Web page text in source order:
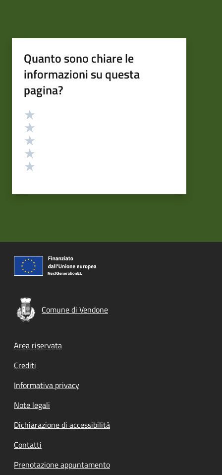
Quanto sono chiare le
informazioni su questa
pagina?
Valutazione
Comune di Vendone
Footer menu
Area riservata
Crediti
Informativa privacy
Note legali
Dichiarazione di accessibilità
Contatti
Prenotazione appuntamento